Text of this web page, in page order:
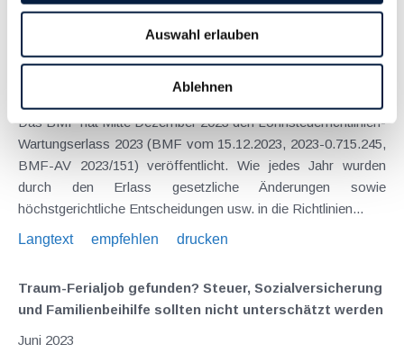
Auswahl erlauben
Ablehnen
Highlights aus dem Lohnsteuerrichtlinien-
Wartungserlass
Das BMF hat Mitte Dezember 2023 den Lohnsteuerrichtlinien-
Wartungserlass 2023 (BMF vom 15.12.2023, 2023-0.715.245,
BMF-AV 2023/151) veröffentlicht. Wie jedes Jahr wurden
durch den Erlass gesetzliche Änderungen sowie
höchstgerichtliche Entscheidungen usw. in die Richtlinien...
Langtext
empfehlen drucken
Traum-Ferialjob gefunden? Steuer, Sozialversicherung
und Familienbeihilfe sollten nicht unterschätzt werden
Juni 2023